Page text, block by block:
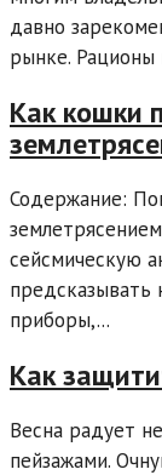
давно
рынке. Рационы
Как кошки
Содержание:
сейсмическую
предсказывать
приборы,...
Как
Весна радует
пейзажами.